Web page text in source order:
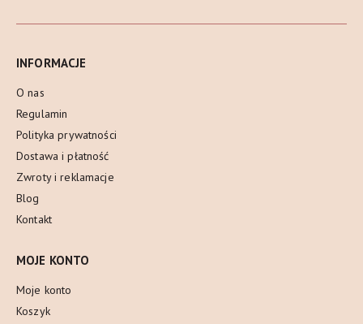
INFORMACJE
O nas
Regulamin
Polityka prywatności
Dostawa i płatność
Zwroty i reklamacje
Blog
Kontakt
MOJE KONTO
Moje konto
Koszyk